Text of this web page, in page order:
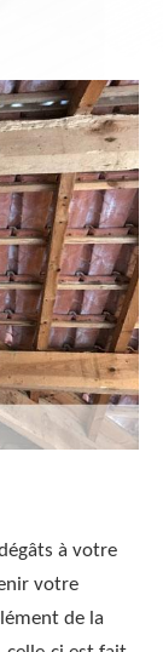
à votre
votre
de la